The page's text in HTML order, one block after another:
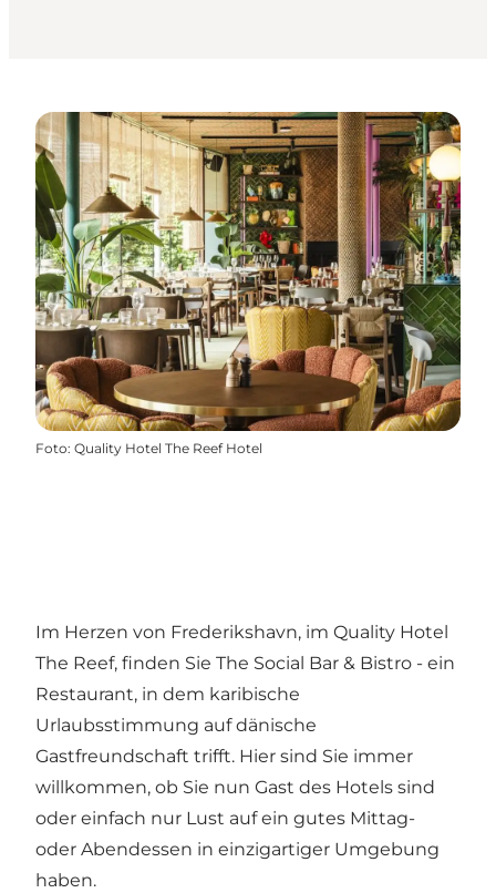
Foto: Quality Hotel The Reef Hotel
Im Herzen von Frederikshavn, im Quality Hotel
The Reef, finden Sie The Social Bar & Bistro - ein
Restaurant, in dem karibische
Urlaubsstimmung auf dänische
Gastfreundschaft trifft. Hier sind Sie immer
willkommen, ob Sie nun Gast des Hotels sind
oder einfach nur Lust auf ein gutes Mittag-
oder Abendessen in einzigartiger Umgebung
haben.